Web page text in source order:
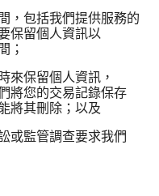
，​包括​我們​提供​服務​的​
保留​個​人​資訊​以​
；
來​保留​個​人​資訊，​
將​您​的​交易​記錄​保存​
將​其​刪​除​；​以及
或​監管​調查​要求​我們​